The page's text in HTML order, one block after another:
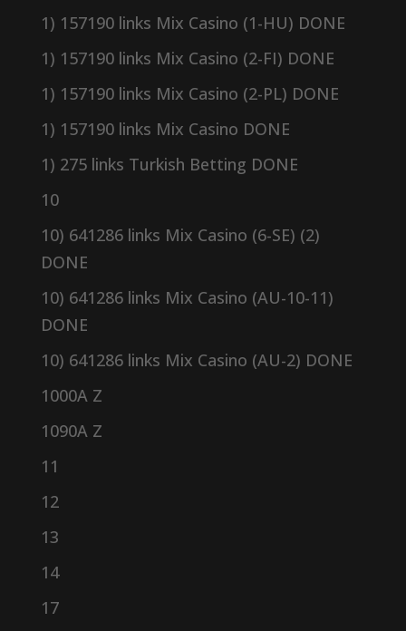
1) 157190 links Mix Casino (1-HU) DONE
1) 157190 links Mix Casino (2-FI) DONE
1) 157190 links Mix Casino (2-PL) DONE
1) 157190 links Mix Casino DONE
1) 275 links Turkish Betting DONE
10
10) 641286 links Mix Casino (6-SE) (2)
DONE
10) 641286 links Mix Casino (AU-10-11)
DONE
10) 641286 links Mix Casino (AU-2) DONE
1000A Z
1090A Z
11
12
13
14
17